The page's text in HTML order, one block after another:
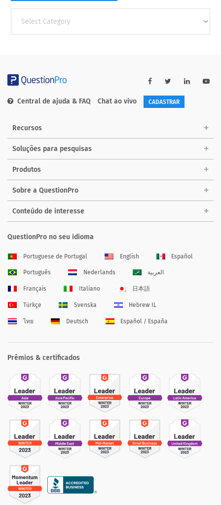
categories
Central de ajuda & FAQ Chat ao vivo CADASTRAR
Recursos
Soluções para pesquisas
Produtos
Sobre a QuestionPro
Conteúdo de interesse
QuestionPro no seu idioma
Portuguese de Portugal English Español
Português Nederlands العربية
Français Italiano 日本語
Türkçe Svenska Hebrew IL
ไทย Deutsch Español / España
Prêmios & certificados